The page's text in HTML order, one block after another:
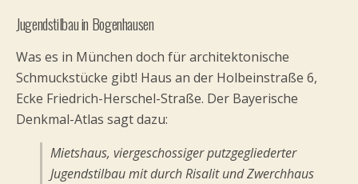
Jugendstilbau in Bogenhausen
Was es in München doch für architektonische
Schmuckstücke gibt! Haus an der Holbeinstraße 6,
Ecke Friedrich-Herschel-Straße. Der Bayerische
Denkmal-Atlas sagt dazu:
Mietshaus, viergeschossiger putzgegliederter
Jugendstilbau mit durch Risalit und Zwerchhaus